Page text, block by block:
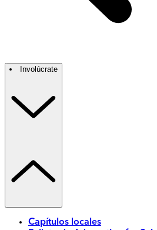
Involúcrate
Capítulos locales